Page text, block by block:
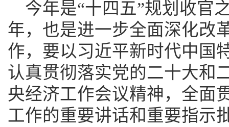
今年是“十四五”规划收官
年，也是进一步全面深化改
作，要以习近平新时代中国
认真贯彻落实党的二十大和
央经济工作会议精神，全面
工作的重要讲话和重要指示